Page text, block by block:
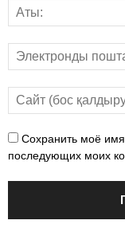
Сохранить моё
последующих моих